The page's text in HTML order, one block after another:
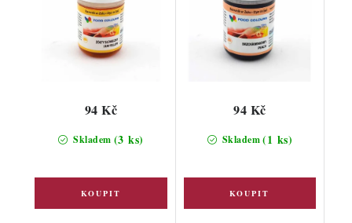
Skladem (3 ks)
94 Kč
Skladem(1 ks)
94 Kč